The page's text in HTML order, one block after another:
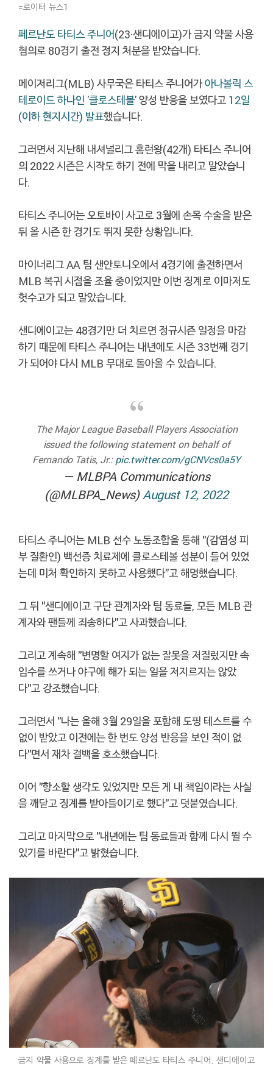
=로이터 뉴스1
페르난도 타티스 주니어(23·샌디에이고)가 금지 약물 사용
혐의로 80경기 출전 정지 처분을 받았습니다.
메이저리그(MLB) 사무국은 타티스 주니어가아나볼릭 스
테로이드 하나인 '클로스테볼'양성 반응을 보였다고 12일
(이하 현지시간) 발표했습니다.
그러면서 지난해 내셔널리그 홈런왕(42개) 타티스 주니어
의 2022 시즌은 시작도 하기 전에 막을 내리고 말았습니
다.
타티스 주니어는 오토바이 사고로 3월에 손목 수술을 받은
뒤 올 시즌 한 경기도 뛰지 못한 상황입니다.
마이너리그 AA 팀 샌안토니오에서 4경기에 출전하면서
MLB 복귀 시점을 조율 중이었지만 이번 징계로 이마저도
헛수고가 되고 말았습니다.
샌디에이고는 48경기만 더 치르면 정규시즌 일정을 마감
하기 때문에 타티스 주니어는 내년에도 시즌 33번째 경기
가 되어야 다시 MLB 무대로 돌아올 수 있습니다.
The Major League Baseball Players Association
issued the following statement on behalf of
Fernando Tatis, Jr.:pic.twitter.com/gCNVcs0a5Y
— MLBPA Communications
(@MLBPA_News)August 12, 2022
타티스 주니어는 MLB 선수 노동조합을 통해 "(감염성 피
부 질환인) 백선증 치료제에 클로스테볼 성분이 들어 있었
는데 미처 확인하지 못하고 사용했다"고 해명했습니다.
그 뒤 "샌디에이고 구단 관계자와 팀 동료들, 모든 MLB 관
계자와 팬들께 죄송하다"고 사과했습니다.
그리고 계속해 "변명할 여지가 없는 잘못을 저질렀지만 속
임수를 쓰거나 야구에 해가 되는 일을 저지르지는 않았
다"고 강조했습니다.
그러면서 "나는 올해 3월 29일을 포함해 도핑 테스트를 수
없이 받았고 이전에는 한 번도 양성 반응을 보인 적이 없
다"면서 재차 결백을 호소했습니다.
이어 "항소할 생각도 있었지만 모든 게 내 책임이라는 사실
을 깨닫고 징계를 받아들이기로 했다"고 덧붙였습니다.
그리고 마지막으로 "내년에는 팀 동료들과 함께 다시 뛸 수
있기를 바란다"고 밝혔습니다.
금지 약물 사용으로 징계를 받은 페르난도 타티스 주니어. 샌디에이고